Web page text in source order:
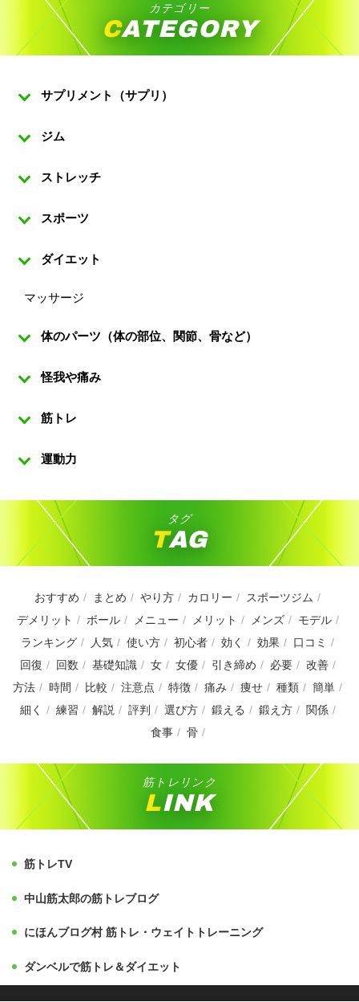
カテゴリー
CATEGORY
サプリメント（サプリ）
ジム
ストレッチ
スポーツ
ダイエット
マッサージ
体のパーツ（体の部位、関節、骨など）
怪我や痛み
筋トレ
運動力
タグ
TAG
おすすめ まとめ やり方 カロリー
スポーツジム
デメリット
ボール メニュー メリット メンズ
モデル
ランキング
人気 使い方 初心者 効く 効果
口コミ
回復
回数 基礎知識 女 女優 引き締め 必要
改善
方法
時間 比較 注意点 特徴 痛み 痩せ 種類
簡単
細く
練習 解説 評判 選び方 鍛える 鍛え方
関係
食事
骨
筋トレリンク
LINK
筋トレTV
中山筋太郎の筋トレブログ
にほんブログ村 筋トレ・ウェイトトレーニング
ダンベルで筋トレ＆ダイエット